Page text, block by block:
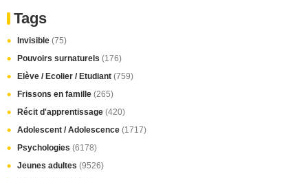
Tags
Invisible (75)
Pouvoirs surnaturels (176)
Elève / Ecolier / Etudiant (759)
Frissons en famille (265)
Récit d'apprentissage (420)
Adolescent / Adolescence (1717)
Psychologies (6178)
Jeunes adultes (9526)